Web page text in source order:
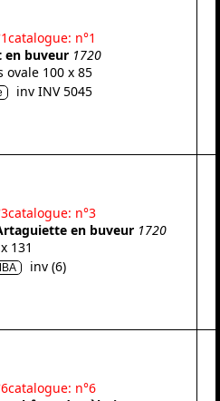
catalogue: n°1
buveur 1720
100 x 85
inv INV 5045
catalogue: n°3
en buveur 1720
131
inv (6)
catalogue: n°6